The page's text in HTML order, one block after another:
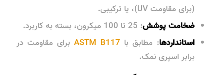
(برای مقاومت UV)، یا ترکیبی.
ضخامت پوشش: 25 تا 100 میکرون، بسته به کاربرد.
استانداردها: مطابق با ASTM B117 برای مقاومت در
برابر اسپری نمک.